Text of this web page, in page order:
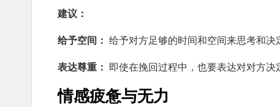
建议：
给予空间： 给予对方足够的时间和空间来思考和决
表达尊重： 即使在挽回过程中，也要表达对对方决
情感疲惫与无力